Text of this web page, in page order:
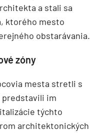
a stali sa
ktorého mesto
obstarávania.
zóny
mesta stretli s
im
týchto
architektonických